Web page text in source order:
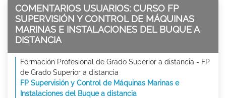
COMENTARIOS USUARIOS: CURSO FP
SUPERVISIÓN Y CONTROL DE MÁQUINAS
MARINAS E INSTALACIONES DEL BUQUE A
DISTANCIA
Formación Profesional de Grado Superior a distancia - FP
de Grado Superior a distancia
FP Supervisión y Control de Máquinas Marinas e
Instalaciones del Buque a distancia